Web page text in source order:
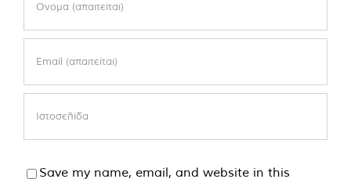
Save my name, email, and website in this